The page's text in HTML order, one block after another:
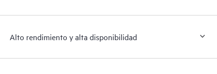
Alto rendimiento y alta disponibilidad